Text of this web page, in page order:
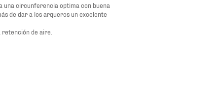
una circunferencia optima con buena
de dar a los arqueros un excelente
de aire.